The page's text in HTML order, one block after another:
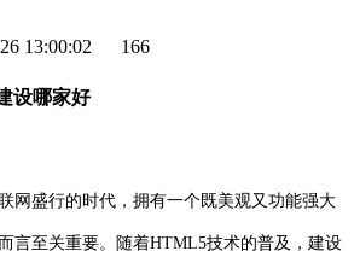
26 13:00:02 166
设哪家好
盛行的时代，拥有一个既美观又功能强大
言至关重要。随着HTML5技术的普及，建设